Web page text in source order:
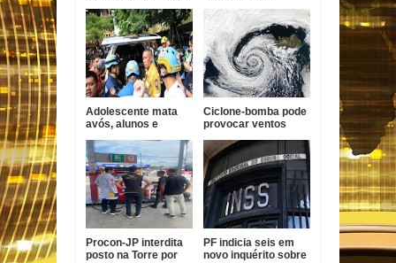
da Ponte do Futuro e
Lucas diz que ex-
prefeito tem
experiência com
obra parada
Adolescente mata
avós, alunos e
escola na Tailândia
Ciclone-bomba pode
provocar ventos
temporais em parte
do Brasil
Procon-JP interdita
posto na Torre por
PF indicia seis em
novo inquérito sobre